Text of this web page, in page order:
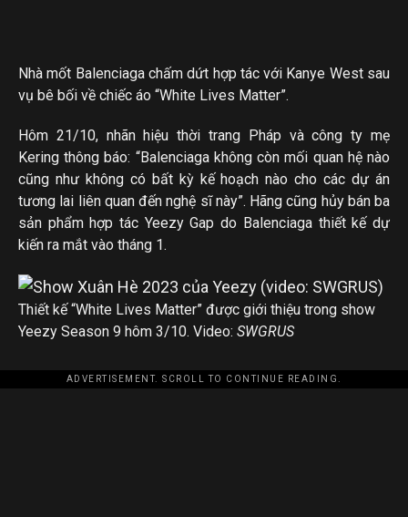
Nhà mốt Balenciaga chấm dứt hợp tác với Kanye West sau
vụ bê bối về chiếc áo “White Lives Matter”.
Hôm 21/10, nhãn hiệu thời trang Pháp và công ty mẹ
Kering thông báo: “Balenciaga không còn mối quan hệ nào
cũng như không có bất kỳ kế hoạch nào cho các dự án
tương lai liên quan đến nghệ sĩ này”. Hãng cũng hủy bán ba
sản phẩm hợp tác Yeezy Gap do Balenciaga thiết kế dự
kiến ra mắt vào tháng 1.
Thiết kế “White Lives Matter” được giới thiệu trong show
Yeezy Season 9 hôm 3/10. Video: SWGRUS
ADVERTISEMENT. SCROLL TO CONTINUE READING.